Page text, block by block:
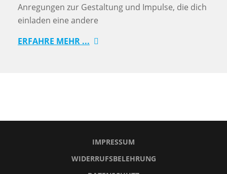
Anregungen zur Gestaltung und Impulse, die dich
einladen eine andere
ERFAHRE MEHR ...
IMPRESSUM
WIDERRUFSBELEHRUNG